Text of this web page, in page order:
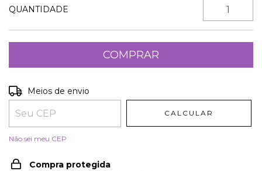
QUANTIDADE
Entregas para o CEP:
Meios de envio
CALCULAR
Não sei meu CEP
Compra protegida